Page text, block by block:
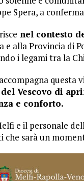
Spera, a
nel contesto
e alla Provincia di
i legami tra la
questa
Vescovo di
e conforto.
e il personale
che sarà un